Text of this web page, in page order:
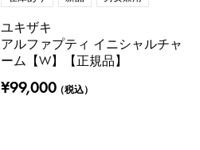
ユキザキ
アルファプティ イニシャルチャ
ーム【W】【正規品】
¥99,000（税込）